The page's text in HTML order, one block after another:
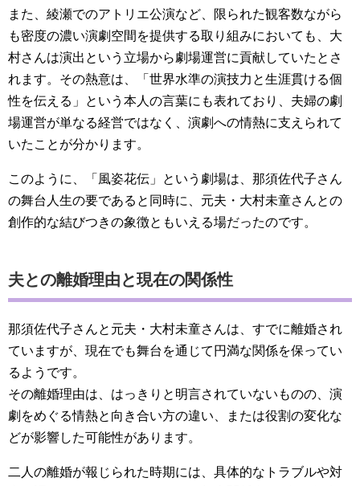
また、綾瀬でのアトリエ公演など、限られた観客数ながら
も密度の濃い演劇空間を提供する取り組みにおいても、大
村さんは演出という立場から劇場運営に貢献していたとさ
れます。その熱意は、「世界水準の演技力と生涯貫ける個
性を伝える」という本人の言葉にも表れており、夫婦の劇
場運営が単なる経営ではなく、演劇への情熱に支えられて
いたことが分かります。
このように、「風姿花伝」という劇場は、那須佐代子さん
の舞台人生の要であると同時に、元夫・大村未童さんとの
創作的な結びつきの象徴ともいえる場だったのです。
夫との離婚理由と現在の関係性
那須佐代子さんと元夫・大村未童さんは、すでに離婚され
ていますが、現在でも舞台を通じて円満な関係を保ってい
るようです。
その離婚理由は、はっきりと明言されていないものの、演
劇をめぐる情熱と向き合い方の違い、または役割の変化な
どが影響した可能性があります。
二人の離婚が報じられた時期には、具体的なトラブルや対